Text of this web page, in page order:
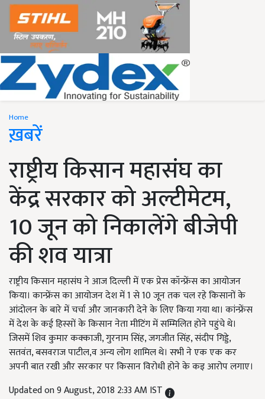
Home
ख़बरें
राष्ट्रीय किसान महासंघ का
केंद्र सरकार को अल्टीमेटम,
10 जून को निकालेंगे बीजेपी
की शव यात्रा
राष्ट्रीय किसान महासंघ ने आज दिल्ली में एक प्रेस कॉन्फ्रेंस का आयोजन
किया। कान्फ्रेंस का आयोजन देश में 1 से 10 जून तक चल रहे किसानों के
आंदोलन के बारे में चर्चा और जानकारी देने के लिए किया गया था। कांन्फ्रेंस
में देश के कई हिस्सों के किसान नेता मीटिंग में सम्मिलित होने पहुंचे थे।
जिसमें शिव कुमार कक्काजी, गुरनाम सिंह, जगजीत सिंह, संदीप गिड्डे,
सतवंत, बसवराज पाटील,व अन्य लोग शामिल थे। सभी ने एक एक कर
अपनी बात रखी और सरकार पर किसान विरोधी होने के कइ आरोप लगाए।
Updated on 9 August, 2018 2:33 AM IST